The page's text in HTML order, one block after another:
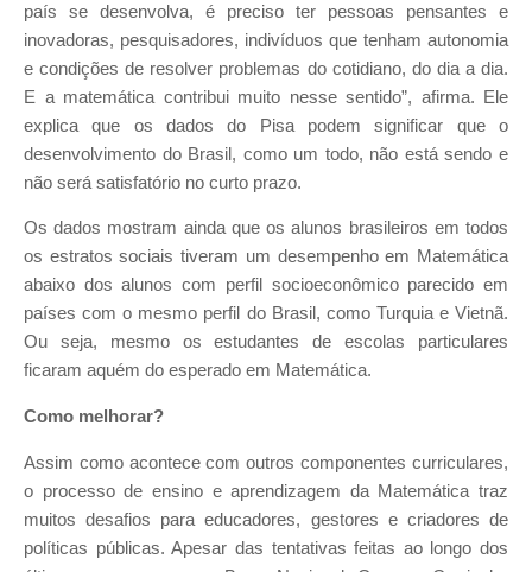
país se desenvolva, é preciso ter pessoas pensantes e
inovadoras, pesquisadores, indivíduos que tenham autonomia
e condições de resolver problemas do cotidiano, do dia a dia.
E a matemática contribui muito nesse sentido”, afirma. Ele
explica que os dados do Pisa podem significar que o
desenvolvimento do Brasil, como um todo, não está sendo e
não será satisfatório no curto prazo.
Os dados mostram ainda que os alunos brasileiros em todos
os estratos sociais tiveram um desempenho em Matemática
abaixo dos alunos com perfil socioeconômico parecido em
países com o mesmo perfil do Brasil, como Turquia e Vietnã.
Ou seja, mesmo os estudantes de escolas particulares
ficaram aquém do esperado em Matemática.
Como melhorar?
Assim como acontece com outros componentes curriculares,
o processo de ensino e aprendizagem da Matemática traz
muitos desafios para educadores, gestores e criadores de
políticas públicas. Apesar das tentativas feitas ao longo dos